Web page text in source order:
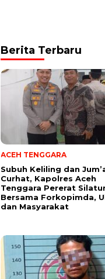
Berita Terbaru
ACEH TENGGARA
Subuh Keliling dan
Curhat, Kapolres Aceh
Tenggara Pererat
Bersama Forkopimda,
dan Masyarakat